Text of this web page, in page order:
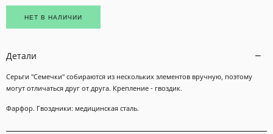
НЕТ В НАЛИЧИИ
Детали
Серьги "Семечки" собираются из нескольких элементов вручную, поэтому
могут отличаться друг от друга. Крепление - гвоздик.
Фарфор. Гвоздники: медицинская сталь.